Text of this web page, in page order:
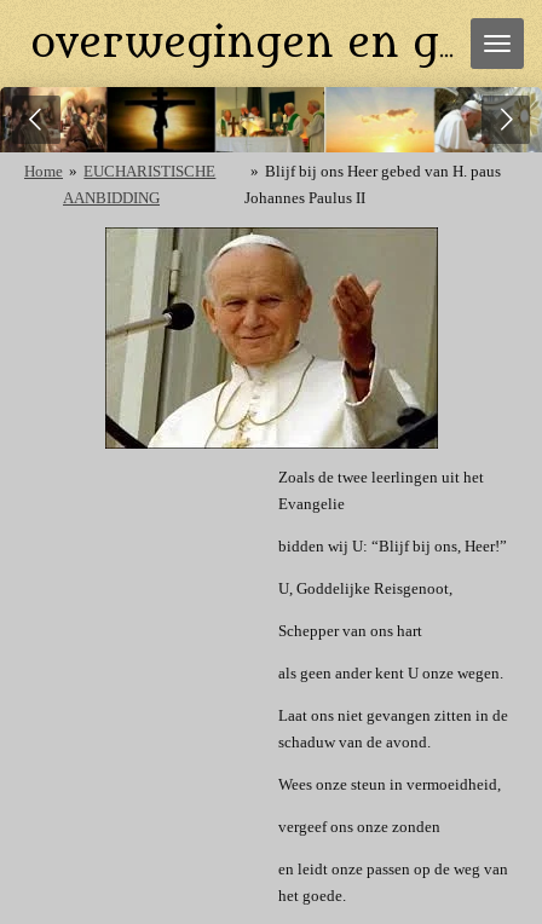
direct
de
hoofdinhoud
overwegingen en gebeden
Home » EUCHARISTISCHE
AANBIDDING
» Blijf bij ons Heer gebed van H. paus
Johannes Paulus II
Zoals de twee leerlingen uit het
Evangelie
bidden wij U: “Blijf bij ons, Heer!”
U, Goddelijke Reisgenoot,
Schepper van ons hart
als geen ander kent U onze wegen.
Laat ons niet gevangen zitten in de
schaduw van de avond.
Wees onze steun in vermoeidheid,
vergeef ons onze zonden
en leidt onze passen op de weg van
het goede.